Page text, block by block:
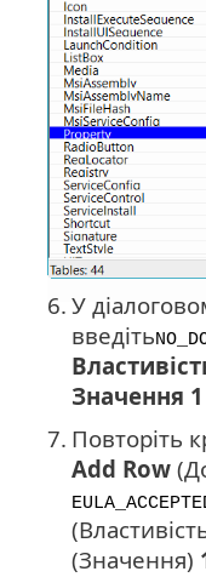
6. У
введіть
Значення 1
7. Повторіть
Add Row
(Значення)